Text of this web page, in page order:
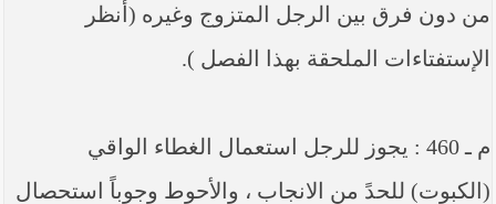
من دون فرق بين الرجل المتزوج وغيره (أنظر
الإستفتاءات الملحقة بهذا الفصل ).
م ـ 460 : يجوز للرجل استعمال الغطاء الواقي
(الكبوت) للحدً من الانجاب ، والأحوط وجوباً استحصال